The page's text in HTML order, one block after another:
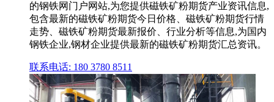
的钢铁网门户网站,为您提供磁铁矿粉期货产业资讯信息,
包含最新的磁铁矿粉期货今日价格、磁铁矿粉期货行情
走势、磁铁矿粉期货最新报价、行业分析等信息,为国内
钢铁企业,钢材企业提供最新的磁铁矿粉期货汇总资讯。
联系电话: 180 3780 8511